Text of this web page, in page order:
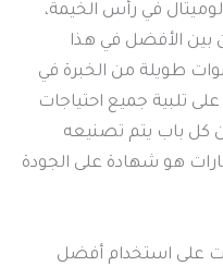
في رأس الخيمة،
بين الأفضل في هذا
طويلة من الخبرة في
تلبية جميع احتياجات
كل باب يتم تصنيعه
هو شهادة على الجودة
على استخدام أفضل